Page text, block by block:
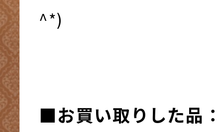
^*)
■お買い取りした品